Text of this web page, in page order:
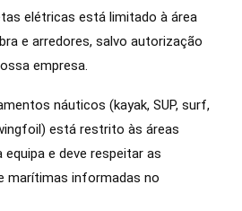
elétricas está limitado à área
e arredores, salvo autorização
empresa.
náuticos (kayak, SUP, surf,
está restrito às áreas
e deve respeitar as
marítimas informadas no